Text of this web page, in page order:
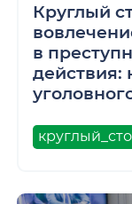
Круглый
в
действия: